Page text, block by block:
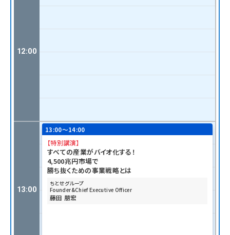
12:00
13:00
13:00〜14:00
【特別講演】
すべての産業がバイオ化する！
4,500兆円市場で
勝ち抜くための事業戦略とは
ちとせグループ
Founder&Chief Executive Officer
藤田 朋宏